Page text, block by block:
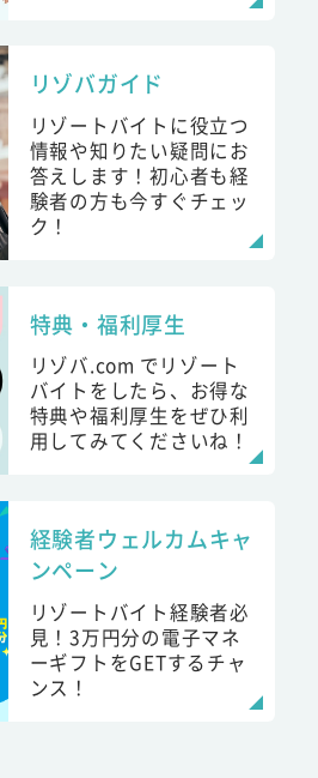
リゾバガイド
リゾートバイトに役立つ
情報や知りたい疑問にお
答えします！初心者も経
験者の方も今すぐチェッ
ク！
特典・福利厚生
リゾバ.com でリゾート
バイトをしたら、お得な
特典や福利厚生をぜひ利
用してみてくださいね！
経験者ウェルカムキャ
ンペーン
リゾートバイト経験者必
見！3万円分の電子マネ
ーギフトをGETするチャ
ンス！